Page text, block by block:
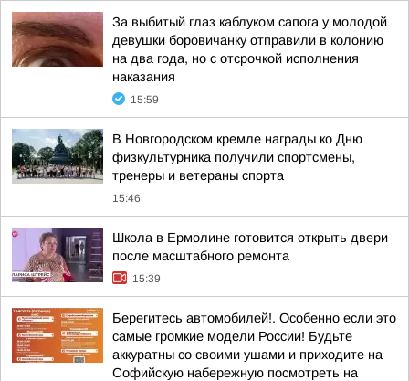
За выбитый глаз каблуком сапога у молодой
девушки боровичанку отправили в колонию
на два года, но с отсрочкой исполнения
наказания
15:59
В Новгородском кремле награды ко Дню
физкультурника получили спортсмены,
тренеры и ветераны спорта
15:46
Школа в Ермолине готовится открыть двери
после масштабного ремонта
15:39
Берегитесь автомобилей!. Особенно если это
самые громкие модели России! Будьте
аккуратны со своими ушами и приходите на
Софийскую набережную посмотреть на